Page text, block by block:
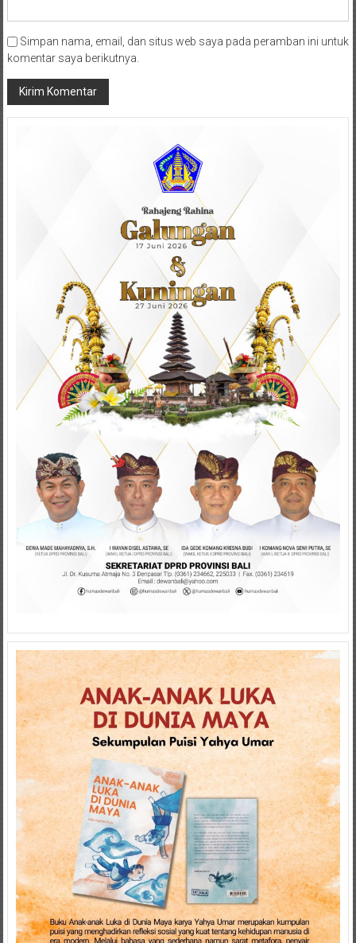
Simpan nama, email, dan situs web saya pada peramban ini untuk
komentar saya berikutnya.